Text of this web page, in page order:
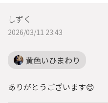
しずく
2026/03/11 23:43
黄色いひまわり
ありがとうございます😊